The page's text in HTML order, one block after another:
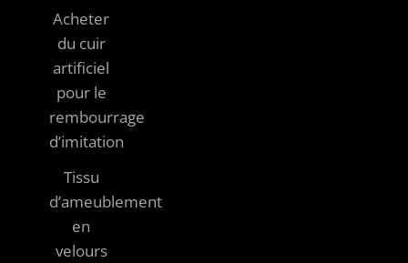
Acheter
du cuir
artificiel
pour le
rembourrage
d’imitation
Tissu
d’ameublement
en
velours